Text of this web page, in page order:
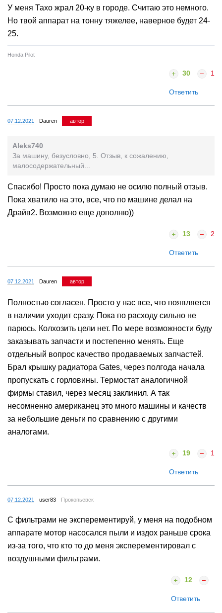
У меня Тахо жрал 20-ку в городе. Считаю это немного.
Но твой аппарат на тонну тяжелее, наверное будет 24-
25.
Honda Pilot
30 1
Ответить
07.12.2021 Dauren автор
Aleks740
За машину, безусловно, 5. Отзыв, к сожалению,
малосодержательный...
Спасибо! Просто пока думаю не осилю полный отзыв.
Пока хватило на это, все, что по машине делал на
Драйв2. Возможно еще дополню))
13 2
Ответить
07.12.2021 Dauren автор
Полностью согласен. Просто у нас все, что появляется
в наличии уходит сразу. Пока по расходу сильно не
парюсь. Колхозить цели нет. По мере возможности буду
заказывать запчасти и постепенно менять. Еще
отдельный вопрос качество продаваемых запчастей.
Брал крышку радиатора Gates, через полгода начала
пропускать с горловины. Термостат аналогичной
фирмы ставил, через месяц заклинил. А так
несомненно американец это много машины и качеств
за небольшие деньги по сравнению с другими
аналогами.
19 1
Ответить
07.12.2021 user83 Прокопьевск
С фильтрами не эксперементируй, у меня на подобном
аппарате мотор насосался пыли и издох раньше срока
из-за того, что кто то до меня эксперементировал с
воздушными фильтрами.
12
Ответить